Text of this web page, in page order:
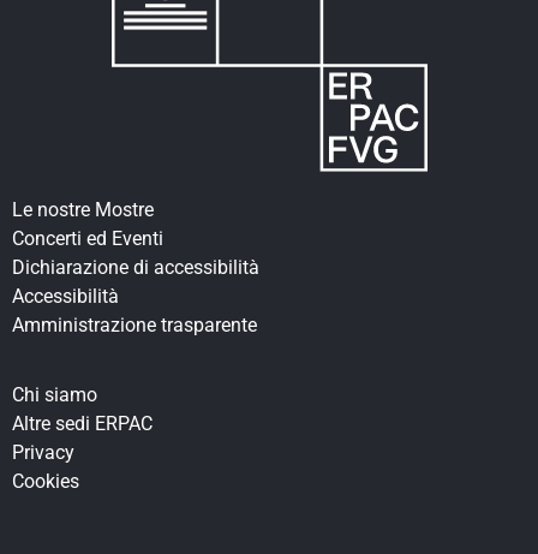
Le nostre Mostre
Concerti ed Eventi
Dichiarazione di accessibilità
Accessibilità
Amministrazione trasparente
Chi siamo
Altre sedi ERPAC
Privacy
Cookies